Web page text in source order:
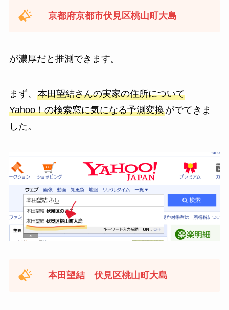
京都府京都市伏見区桃山町大島
が濃厚だと推測できます。
まず、 本田望結さんの実家の住所について
Yahoo！の検索窓に気になる予測変換がでてきま
した。
本田望結 伏見区桃山町大島